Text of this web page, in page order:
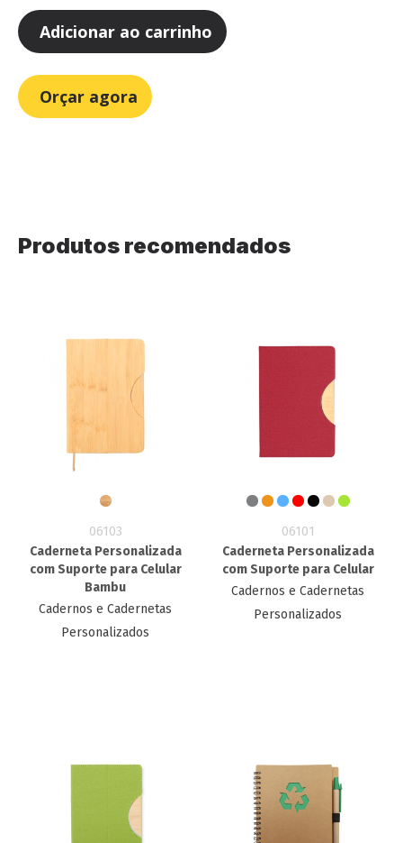
Adicionar ao carrinho
Orçar agora
Produtos recomendados
06103
Caderneta Personalizada
com Suporte para Celular
Bambu
Cadernos e Cadernetas
Personalizados
06101
Caderneta Personalizada
com Suporte para Celular
Cadernos e Cadernetas
Personalizados